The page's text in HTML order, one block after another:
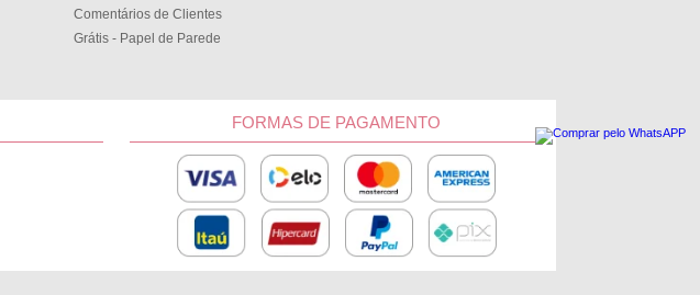
Comentários de Clientes
Grátis - Papel de Parede
FORMAS DE PAGAMENTO